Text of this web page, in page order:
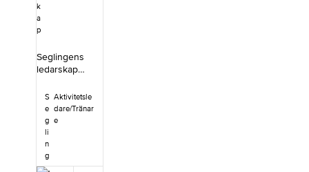
k
a
p
Seglingens
ledarskap
dig som vill
vara ledare
eller ta en
annan viktig
roll inom
seglingen.
Kursen ger dig
S
e
g
li
n
g
Aktivitetsle
dare/Tränar
e